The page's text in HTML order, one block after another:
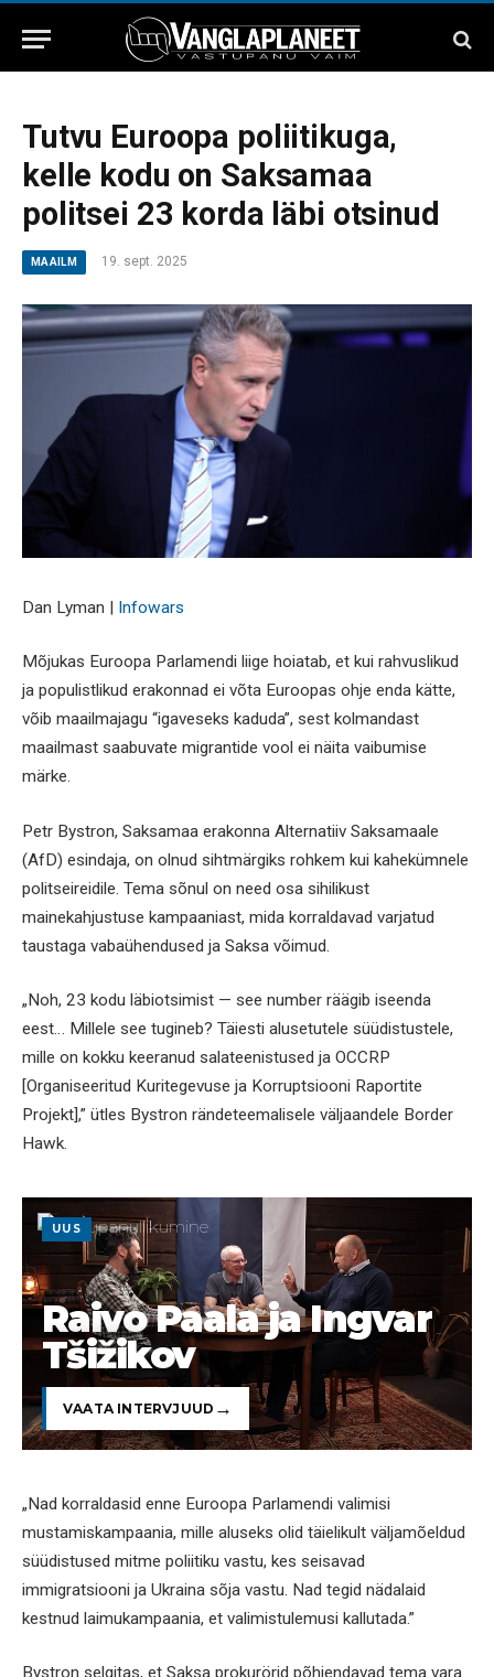
Tutvu Euroopa poliitikuga,
kelle kodu on Saksamaa
politsei 23 korda läbi otsinud
MAAILM 19. sept. 2025
Dan Lyman | Infowars
Mõjukas Euroopa Parlamendi liige hoiatab, et kui rahvuslikud
ja populistlikud erakonnad ei võta Euroopas ohje enda kätte,
võib maailmajagu “igaveseks kaduda”, sest kolmandast
maailmast saabuvate migrantide vool ei näita vaibumise
märke.
Petr Bystron, Saksamaa erakonna Alternatiiv Saksamaale
(AfD) esindaja, on olnud sihtmärgiks rohkem kui kahekümnele
politseireidile. Tema sõnul on need osa sihilikust
mainekahjustuse kampaaniast, mida korraldavad varjatud
taustaga vabaühendused ja Saksa võimud.
„Noh, 23 kodu läbiotsimist — see number räägib iseenda
eest… Millele see tugineb? Täiesti alusetutele süüdistustele,
mille on kokku keeranud salateenistused ja OCCRP
[Organiseeritud Kuritegevuse ja Korruptsiooni Raportite
Projekt],” ütles Bystron rändeteemalisele väljaandele Border
Hawk.
UUS
Raivo Paala ja Ingvar
Tšižikov
VAATA INTERVJUUD
„Nad korraldasid enne Euroopa Parlamendi valimisi
mustamiskampaania, mille aluseks olid täielikult väljamõeldud
süüdistused mitme poliitiku vastu, kes seisavad
immigratsiooni ja Ukraina sõja vastu. Nad tegid nädalaid
kestnud laimukampaania, et valimistulemusi kallutada.”
Bystron selgitas, et Saksa prokurörid põhjendavad tema vara